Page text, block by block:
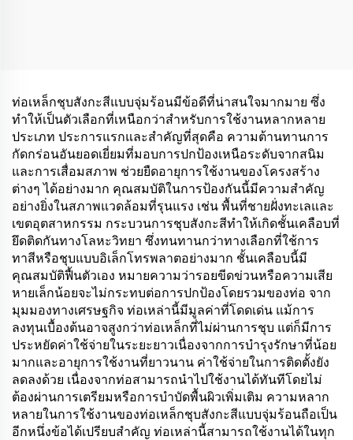
ท่อเหล็กชุบสังกะสีแบบจุ่มร้อนมีข้อดีที่น่าสนใจมากมาย ซึ่ง
ทำให้เป็นตัวเลือกที่เหนือกว่าสำหรับการใช้งานหลากหลาย
ประเภท ประการแรกและสำคัญที่สุดคือ ความต้านทานการ
กัดกร่อนอันยอดเยี่ยมที่มอบการปกป้องเหนือระดับจากสนิม
และการเสื่อมสภาพ ช่วยยืดอายุการใช้งานของโครงสร้าง
ต่างๆ ได้อย่างมาก คุณสมบัติในการป้องกันนี้มีความสำคัญ
อย่างยิ่งในสภาพแวดล้อมที่รุนแรง เช่น พื้นที่ชายฝั่งทะเลและ
เขตอุตสาหกรรม กระบวนการชุบสังกะสีทำให้เกิดชั้นเคลือบที่
ยึดติดกันทางโลหะวิทยา ซึ่งทนทานกว่าทางเลือกที่ใช้การ
ทาสีหรือชุบแบบอิเล็กโทรพลาตอย่างมาก ชั้นเคลือบนี้มี
คุณสมบัติฟื้นตัวเอง หมายความว่ารอยขีดข่วนหรือความเสีย
หายเล็กน้อยจะไม่กระทบต่อการปกป้องโดยรวมของท่อ จาก
มุมมองทางเศรษฐกิจ ท่อเหล่านี้มีมูลค่าที่โดดเด่น แม้การ
ลงทุนเบื้องต้นอาจสูงกว่าท่อเหล็กที่ไม่ผ่านการชุบ แต่ก็มีการ
ประหยัดค่าใช้จ่ายในระยะยาวเนื่องจากการบำรุงรักษาที่น้อย
มากและอายุการใช้งานที่ยาวนาน ค่าใช้จ่ายในการติดตั้งยัง
ลดลงด้วย เนื่องจากท่อสามารถนำไปใช้งานได้ทันทีโดยไม่
ต้องผ่านการเตรียมหรือการบำบัดพื้นผิวเพิ่มเติม ความหลาก
หลายในการใช้งานของท่อเหล็กชุบสังกะสีแบบจุ่มร้อนถือเป็น
อีกหนึ่งข้อได้เปรียบสำคัญ ท่อเหล่านี้สามารถใช้งานได้ในทุก